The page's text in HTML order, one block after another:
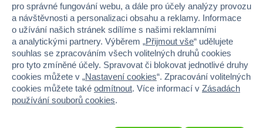
Licence CreaFun
Věk od
Pohlaví HOLKA, KLUK
Šířka 13.7
pro správné fungování webu, a dále pro účely analýzy provozu
a návštěvnosti a personalizaci obsahu a reklamy. Informace
o užívání našich stránek sdílíme s našimi reklamními
a analytickými partnery. Výběrem „Přijmout vše“ udělujete
souhlas se zpracováním všech volitelných druhů cookies
pro tyto zmíněné účely. Spravovat či blokovat jednotlivé druhy
cookies můžete v „Nastavení cookies“. Zpracování volitelných
cookies můžete také odmítnout. Více informací v Zásadách
používání souborů cookies.